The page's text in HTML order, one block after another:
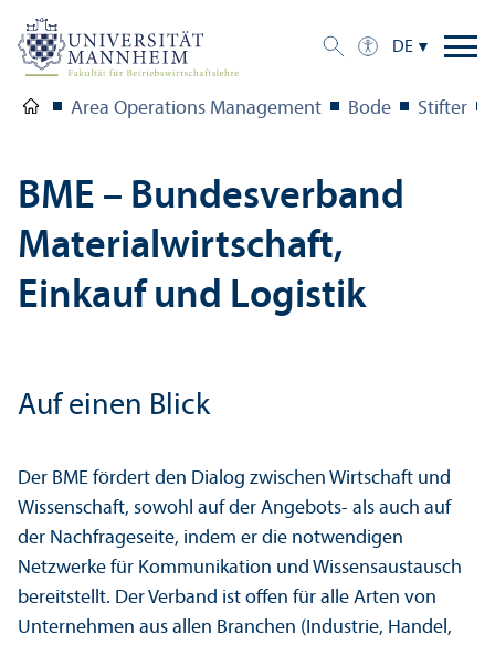
DE
Area Operations Management Bode Stifter
BME – Bundes­verband
Materialwirtschaft,
Einkauf und Logistik
Auf einen Blick
Der BME fördert den Dialog zwischen Wirtschaft und
Wissenschaft, sowohl auf der Angebots- als auch auf
der Nachfrageseite, indem er die notwendigen
Netzwerke für Kommunikation und Wissensaustausch
bereitstellt. Der Verband ist offen für alle Arten von
Unter­nehmen aus allen Branchen (Industrie, Handel,